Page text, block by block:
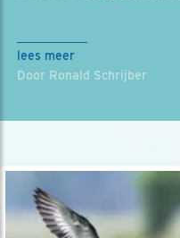
lees meer
Door Ronald Schrijber